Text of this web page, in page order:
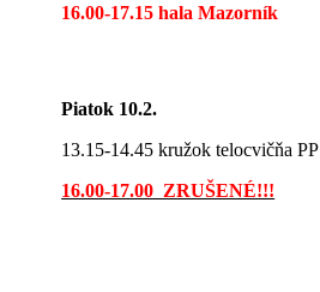
16.00-17.15 hala Mazorník
Piatok 10.2.
13.15-14.45 kružok telocvičňa PP
16.00-17.00 ZRUŠENÉ!!!